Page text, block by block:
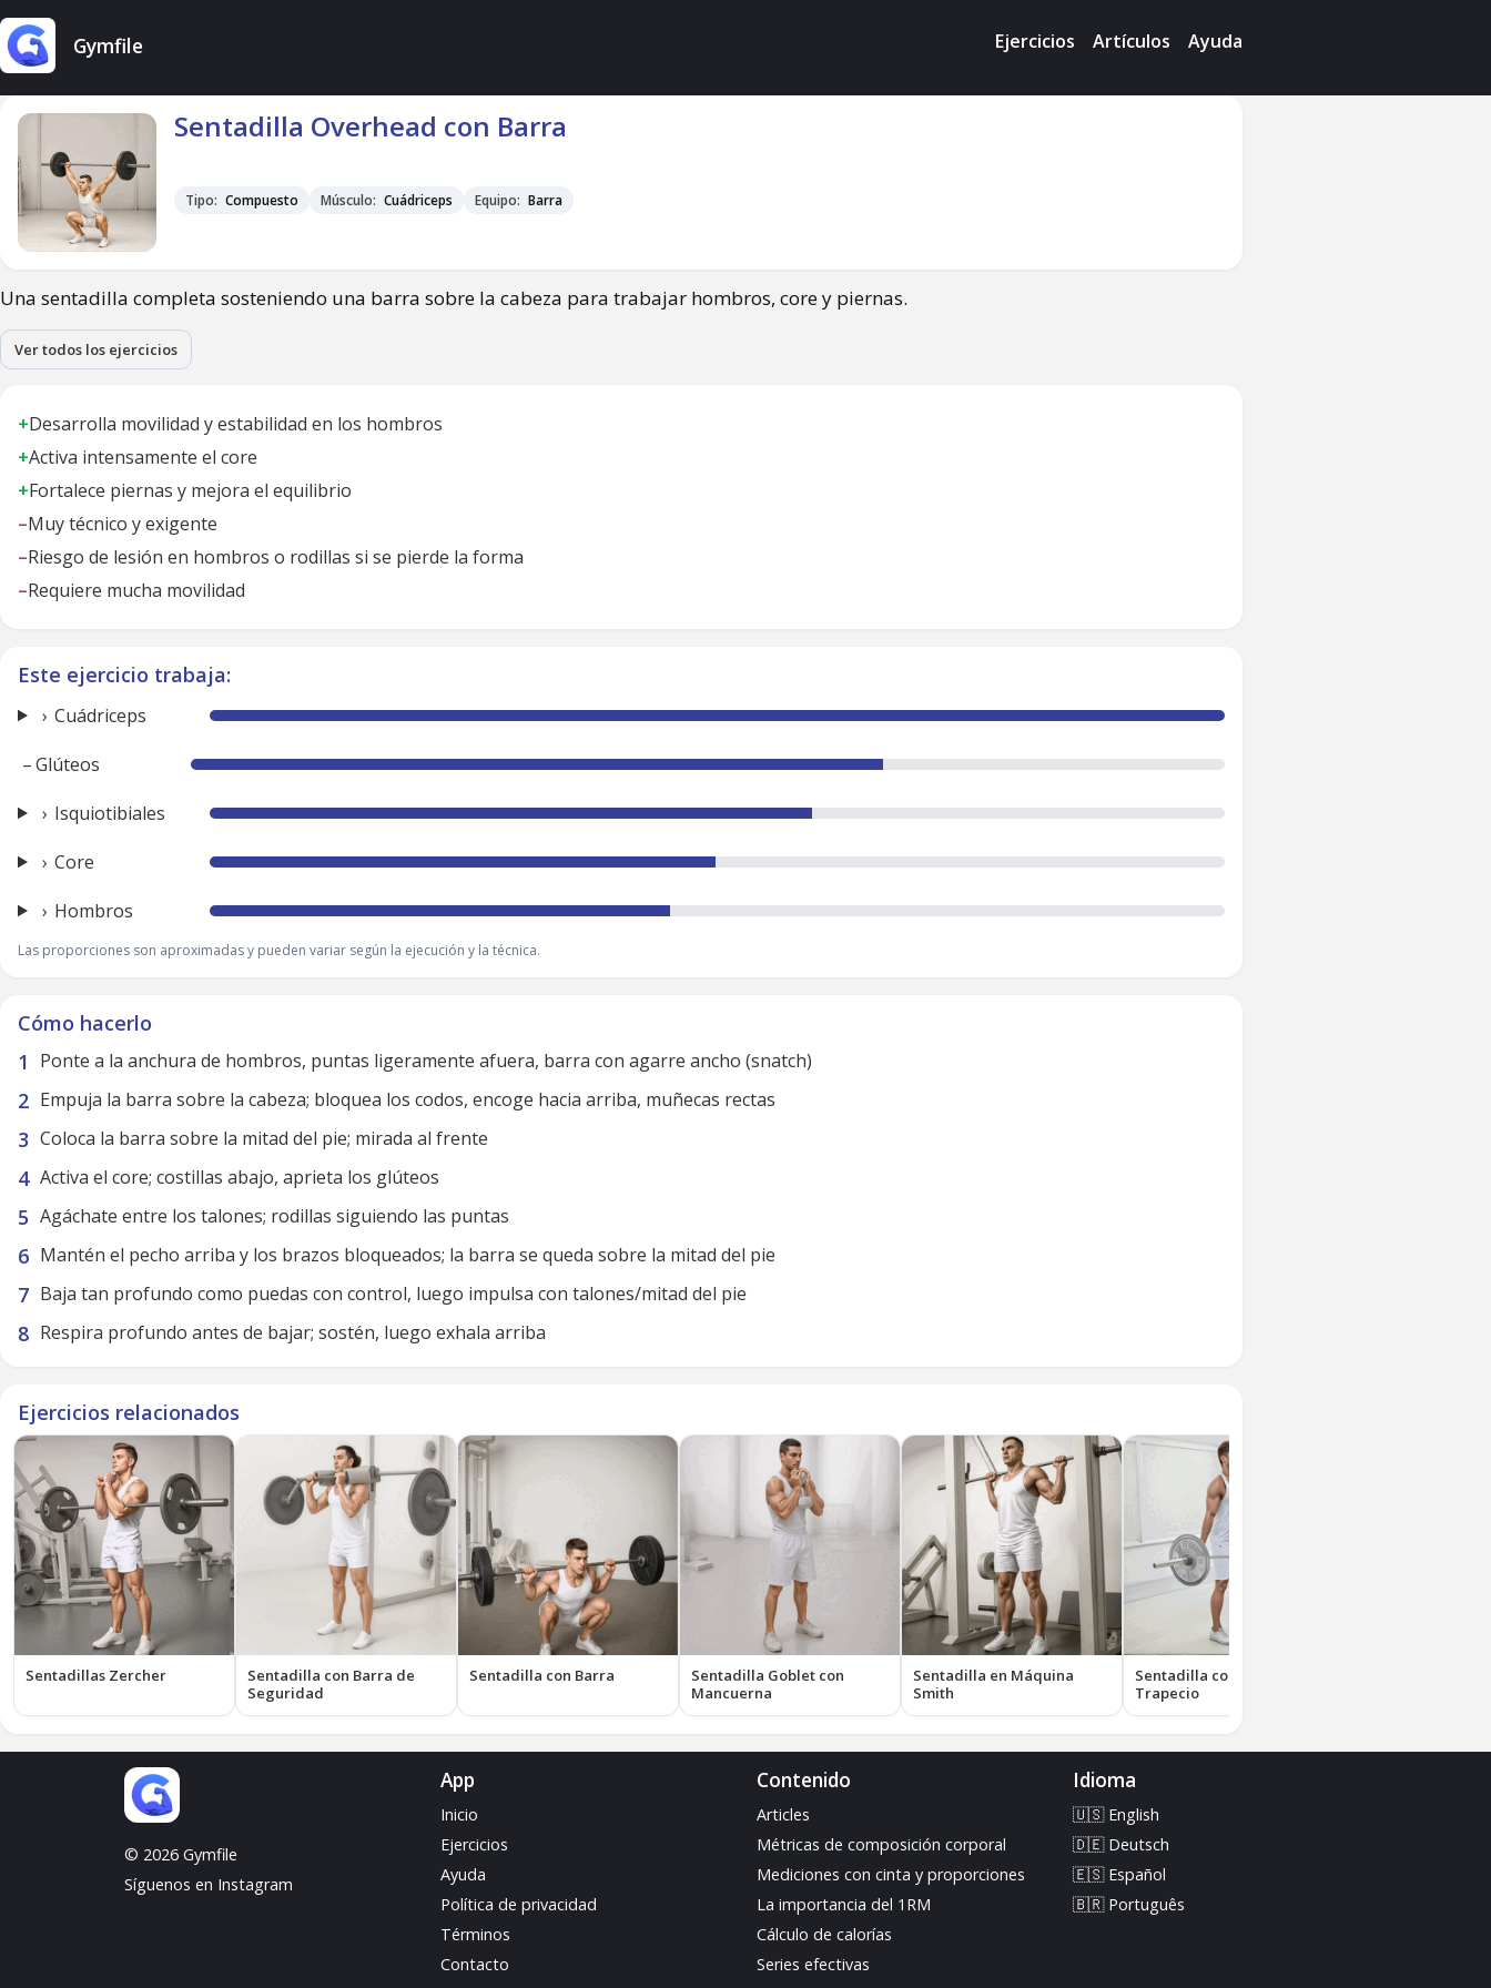
Gymfile Ejercicios Artículos Ayuda
Sentadilla Overhead con Barra
Tipo: Compuesto Músculo: Cuádriceps Equipo: Barra
Una sentadilla completa sosteniendo una barra sobre la cabeza para trabajar hombros, core y piernas.
Ver todos los ejercicios
+Desarrolla movilidad y estabilidad en los hombros
+Activa intensamente el core
+Fortalece piernas y mejora el equilibrio
–Muy técnico y exigente
–Riesgo de lesión en hombros o rodillas si se pierde la forma
–Requiere mucha movilidad
Este ejercicio trabaja:
Cuádriceps
–Glúteos
Isquiotibiales
Core
Hombros
Las proporciones son aproximadas y pueden variar según la ejecución y la técnica.
Cómo hacerlo
Ponte a la anchura de hombros, puntas ligeramente afuera, barra con agarre ancho (snatch)
Empuja la barra sobre la cabeza; bloquea los codos, encoge hacia arriba, muñecas rectas
Coloca la barra sobre la mitad del pie; mirada al frente
Activa el core; costillas abajo, aprieta los glúteos
Agáchate entre los talones; rodillas siguiendo las puntas
Mantén el pecho arriba y los brazos bloqueados; la barra se queda sobre la mitad del pie
Baja tan profundo como puedas con control, luego impulsa con talones/mitad del pie
Respira profundo antes de bajar; sostén, luego exhala arriba
Ejercicios relacionados
Sentadillas Zercher
Sentadilla con Barra de
Seguridad
Sentadilla con Barra
Sentadilla Goblet con
Mancuerna
Sentadilla en Máquina
Smith
Sentadilla con Barra
Trapecio
© 2026 Gymfile
Síguenos en Instagram
App
Inicio
Ejercicios
Ayuda
Política de privacidad
Términos
Contacto
Contenido
Articles
Métricas de composición corporal
Mediciones con cinta y proporciones
La importancia del 1RM
Cálculo de calorías
Series efectivas
Idioma
🇺🇸 English
🇩🇪 Deutsch
🇪🇸 Español
🇧🇷 Português